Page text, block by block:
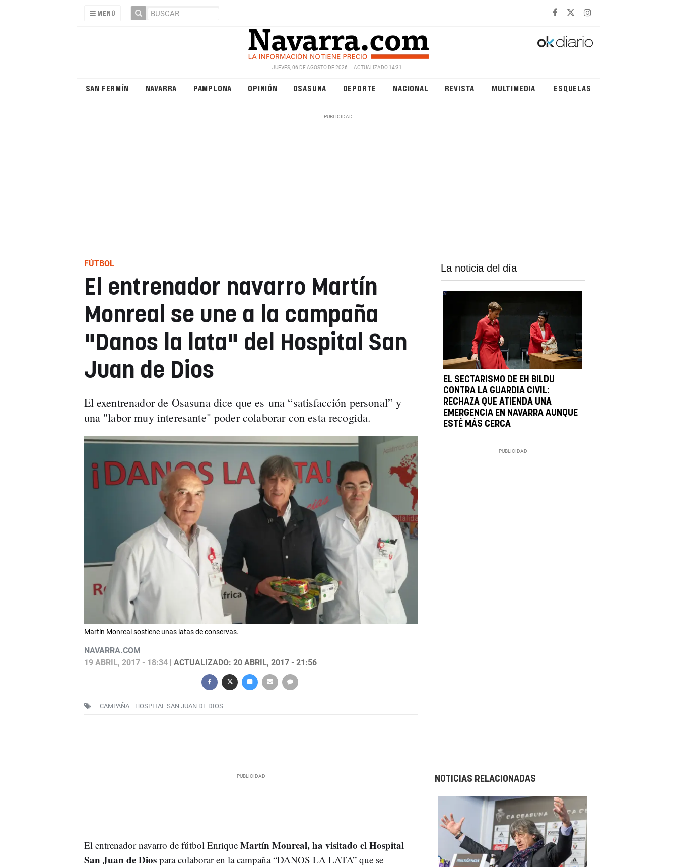
MENÚ
JUEVES, 06 DE AGOSTO DE 2026 ACTUALIZADO 14:31
SAN FERMÍN NAVARRA PAMPLONA OPINIÓN OSASUNA DEPORTE NACIONAL REVISTA MULTIMEDIA ESQUELAS
FÚTBOL
El entrenador navarro Martín
Monreal se une a la campaña
"Danos la lata" del Hospital San
Juan de Dios
El exentrenador de Osasuna dice que es una “satisfacción personal” y
una "labor muy interesante" poder colaborar con esta recogida.
Martín Monreal sostiene unas latas de conservas.
NAVARRA.COM
19 ABRIL, 2017 - 18:34| ACTUALIZADO: 20 ABRIL, 2017 - 21:56
CAMPAÑA HOSPITAL SAN JUAN DE DIOS
La noticia del día
EL SECTARISMO DE EH BILDU
CONTRA LA GUARDIA CIVIL:
RECHAZA QUE ATIENDA UNA
EMERGENCIA EN NAVARRA AUNQUE
ESTÉ MÁS CERCA
El entrenador navarro de fútbol EnriqueMartín Monreal, ha visitado el Hospital
San Juan de Diospara colaborar en la campaña “DANOS LA LATA” que se
NOTICIAS RELACIONADAS